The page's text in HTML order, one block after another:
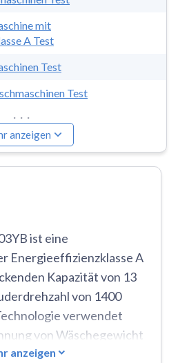
mit
A Test
Test
Test
...
anzeigen
ist eine
Energieeffizienzklasse A
Kapazität von 13
von 1400
verwendet
von Wäschegewicht
passt die
anzeigen